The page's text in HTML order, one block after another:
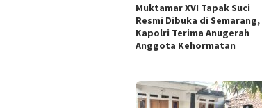
Muktamar XVI Tapak Suci
Resmi Dibuka di Semarang,
Kapolri Terima Anugerah
Anggota Kehormatan